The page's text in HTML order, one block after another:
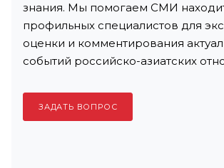
знания. Мы помогаем СМИ
профильных специалистов для
оценки и комментирования
событий российско-азиатских
ЗАДАТЬ ВОПРОС